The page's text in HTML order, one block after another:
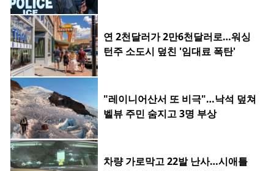
연 2천달러가 2만6천달러로…워싱
턴주 소도시 덮친 '임대료 폭탄'
"레이니어산서 또 비극"…낙석 덮쳐
벨뷰 주민 숨지고 3명 부상
차량 가로막고 22발 난사…시애틀